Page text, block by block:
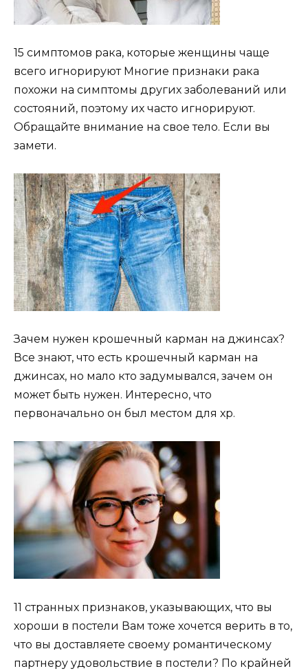
15 симптомов рака, которые женщины чаще
всего игнорируют Многие признаки рака
похожи на симптомы других заболеваний или
состояний, поэтому их часто игнорируют.
Обращайте внимание на свое тело. Если вы
замети.
Зачем нужен крошечный карман на джинсах?
Все знают, что есть крошечный карман на
джинсах, но мало кто задумывался, зачем он
может быть нужен. Интересно, что
первоначально он был местом для хр.
11 странных признаков, указывающих, что вы
хороши в постели Вам тоже хочется верить в то,
что вы доставляете своему романтическому
партнеру удовольствие в постели? По крайней